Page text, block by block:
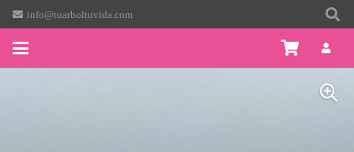
info@tuarboltuvida.com